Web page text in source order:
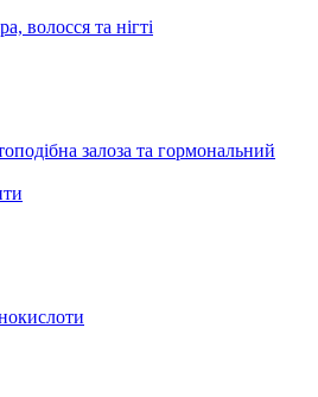
волосся та нігті
залоза та гормональний